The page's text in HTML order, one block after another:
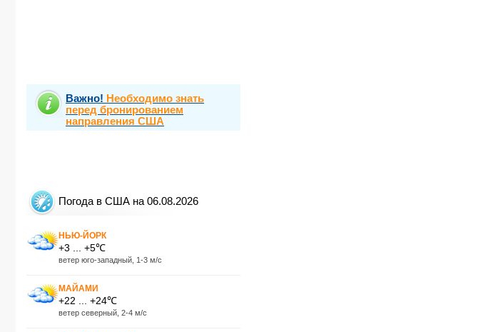
Важно! Необходимо знать
перед бронированием
направления США
Погода в США на 06.08.2026
НЬЮ-ЙОРК
+3 ... +5℃
ветер юго-западный, 1-3 м/с
МАЙАМИ
+22 ... +24℃
ветер северный, 2-4 м/с